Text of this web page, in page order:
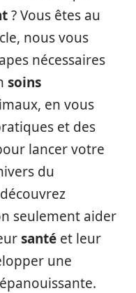
? Vous êtes au
nous vous
nécessaires
soins
en vous
et des
lancer votre
du
seulement aider
santé et leur
une